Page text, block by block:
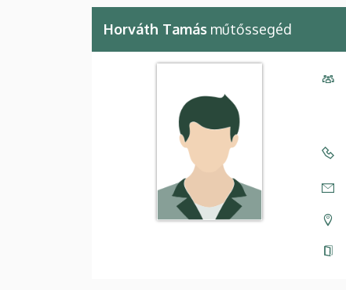
Horváth Tamás műtőssegéd